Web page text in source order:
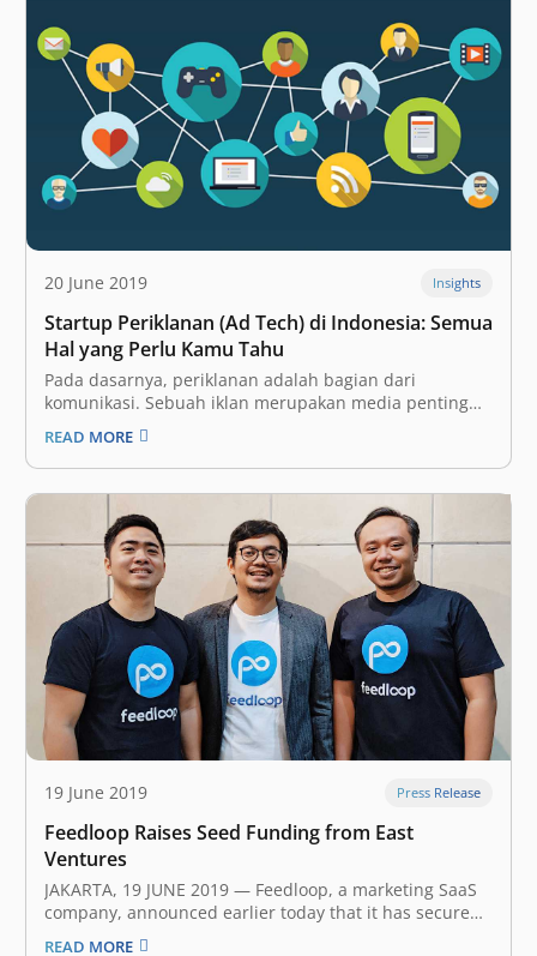
20 June 2019 Insights
Startup Periklanan (Ad Tech) di Indonesia: Semua
Hal yang Perlu Kamu Tahu
Pada dasarnya, periklanan adalah bagian dari
komunikasi. Sebuah iklan merupakan media penting
yang bisa digunakan oleh para perusahaan untuk
mempromosikan produk, layanan, dan ide mereka.
Selain itu, sebuah iklan juga merupakan kanal
alternatif untuk berinteraksi dan terhubung dengan
konsumen mereka. Di masa lalu, pilihan media…
READ MORE
19 June 2019 Press Release
Feedloop Raises Seed Funding from East
Ventures
JAKARTA, 19 JUNE 2019 — Feedloop, a marketing SaaS
company, announced earlier today that it has secured
an undisclosed amount of seed funding from East
READ MORE